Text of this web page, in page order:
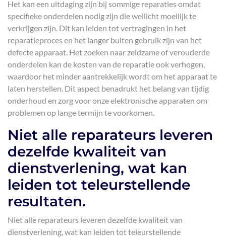
Het kan een uitdaging zijn bij sommige reparaties omdat
specifieke onderdelen nodig zijn die wellicht moeilijk te
verkrijgen zijn. Dit kan leiden tot vertragingen in het
reparatieproces en het langer buiten gebruik zijn van het
defecte apparaat. Het zoeken naar zeldzame of verouderde
onderdelen kan de kosten van de reparatie ook verhogen,
waardoor het minder aantrekkelijk wordt om het apparaat te
laten herstellen. Dit aspect benadrukt het belang van tijdig
onderhoud en zorg voor onze elektronische apparaten om
problemen op lange termijn te voorkomen.
Niet alle reparateurs leveren
dezelfde kwaliteit van
dienstverlening, wat kan
leiden tot teleurstellende
resultaten.
Niet alle reparateurs leveren dezelfde kwaliteit van
dienstverlening, wat kan leiden tot teleurstellende